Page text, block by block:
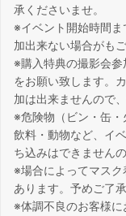
承くださいませ。
※イベント開始時間
加出来ない場合がも
※購入特典の撮影会
をお願い致します。
加は出来ませんので
※危険物（ビン・缶
飲料・動物など、イ
ち込みはできません
※場合によってマス
あります。予めご了
※体調不良のお客様